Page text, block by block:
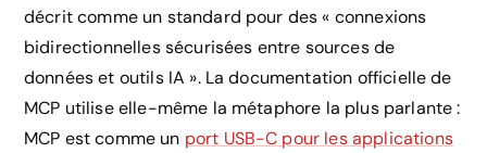
décrit comme un standard pour des « connexions
bidirectionnelles sécurisées entre sources de
données et outils IA ». La documentation officielle de
MCP utilise elle-même la métaphore la plus parlante :
MCP est comme un port USB-C pour les applications